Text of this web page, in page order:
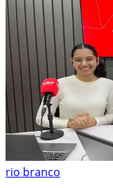
rio branco